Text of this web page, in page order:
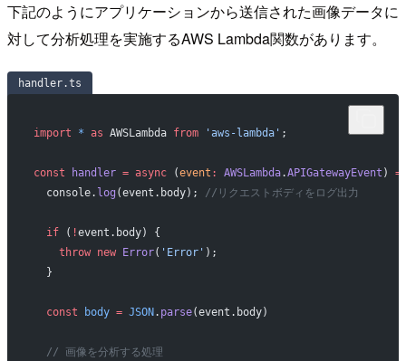
下記のようにアプリケーションから送信された画像データに
対して分析処理を実施するAWS Lambda関数があります。
handler.ts
import * as AWSLambda from 'aws-lambda' ;
const handler = async (event : AWSLambda.APIGatewayEvent )
  console.
log (event.body); //リクエストボディをログ出力
  if
( !event.body) {
    throw
new Error( 'Error' );
  }
  const
body = JSON . parse(event.body)
  // 画像を分析する処理